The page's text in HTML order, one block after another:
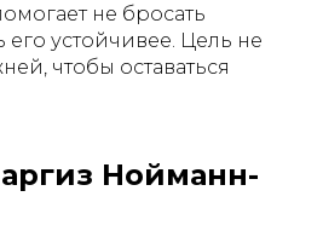
не бросать
его устойчивее. Цель не
чтобы оставаться
Нойманн-